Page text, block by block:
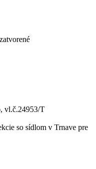
vl.č.24953/T
so sídlom v Trnave pre